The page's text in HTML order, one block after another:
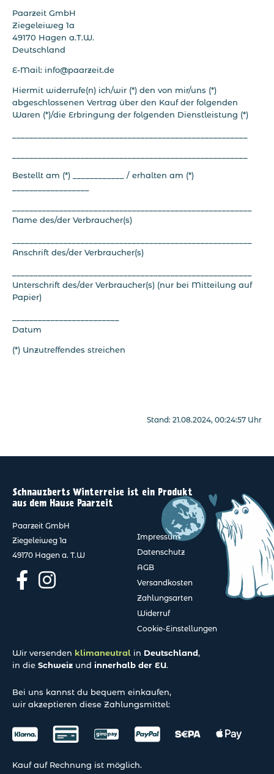
Paarzeit GmbH
Ziegeleiweg 1a
49170 Hagen a.T.W.
Deutschland
E-Mail: info@paarzeit.de
Hiermit widerrufe(n) ich/wir (*) den von mir/uns (*)
abgeschlossenen Vertrag über den Kauf der folgenden
Waren (*)/die Erbringung der folgenden Dienstleistung (*)
Bestellt am (*) ____________ / erhalten am (*)
Name des/der Verbraucher(s)
Anschrift des/der Verbraucher(s)
Unterschrift des/der Verbraucher(s) (nur bei Mitteilung auf
Papier)
Datum
(*) Unzutreffendes streichen
Stand: 21.08.2024, 00:24:57 Uhr
Schnauzberts Winterreise ist ein Produkt
aus dem Hause Paarzeit
Paarzeit GmbH
Ziegeleiweg 1a
49170 Hagen a. T.W
Impressum
Datenschutz
AGB
Versandkosten
Zahlungsarten
Widerruf
Cookie-Einstellungen
Wir versenden klimaneutral in Deutschland,
in die Schweiz und innerhalb der EU.
Bei uns kannst du bequem einkaufen,
wir akzeptieren diese Zahlungsmittel:
Kauf auf Rechnung ist möglich.